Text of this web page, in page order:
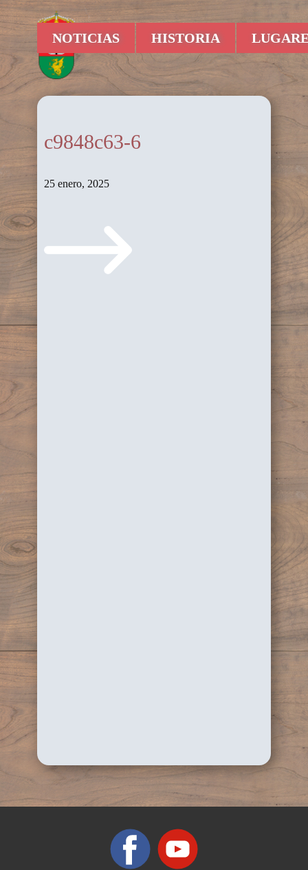
NOTICIAS HISTORIA
c9848c63-6
25 enero, 2025